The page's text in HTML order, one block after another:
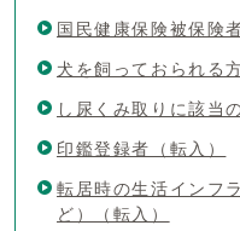
国民健康保険被保険
犬を飼っておられる
し尿くみ取りに該当
印鑑登録者（転入）
転居時の生活インフ
ど）（転入）